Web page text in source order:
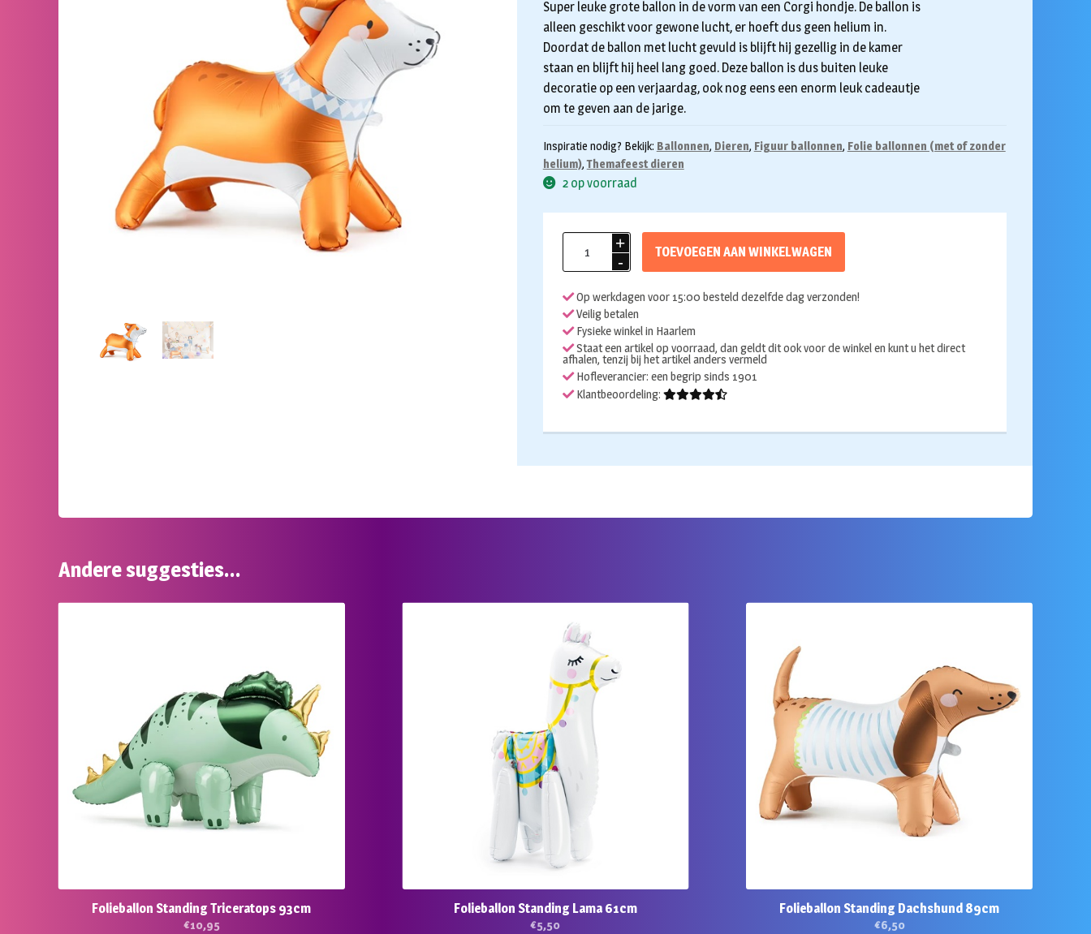
Super leuke grote ballon in de vorm van een Corgi hondje. De ballon is
alleen geschikt voor gewone lucht, er hoeft dus geen helium in.
Doordat de ballon met lucht gevuld is blijft hij gezellig in de kamer
staan en blijft hij heel lang goed. Deze ballon is dus buiten leuke
decoratie op een verjaardag, ook nog eens een enorm leuk cadeautje
om te geven aan de jarige.
Inspiratie nodig? Bekijk: Ballonnen, Dieren, Figuur ballonnen, Folie ballonnen (met of zonder
helium),Themafeest dieren
2 op voorraad
Folieballon
Standing
88cm
aantal
TOEVOEGEN AAN WINKELWAGEN
Op werkdagen voor 15:00 besteld dezelfde dag verzonden!
Veilig betalen
Fysieke winkel in Haarlem
Staat een artikel op voorraad, dan geldt dit ook voor de winkel en kunt u het direct
afhalen, tenzij bij het artikel anders vermeld
Hofleverancier: een begrip sinds 1901
Klantbeoordeling:
Andere suggesties…
Folieballon Standing Triceratops 93cm
€10,95
Folieballon Standing Lama 61cm
€5,50
Folieballon Standing Dachshund 89cm
€6,50